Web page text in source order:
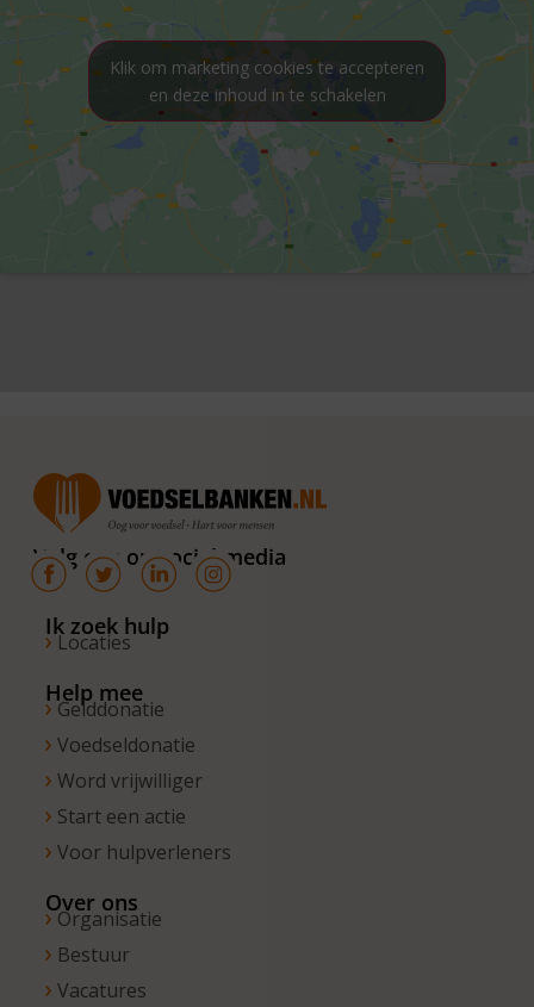
Klik om marketing cookies te accepteren
en deze inhoud in te schakelen
Volg ons op social media
Ik zoek hulp
Locaties
Help mee
Gelddonatie
Voedseldonatie
Word vrijwilliger
Start een actie
Voor hulpverleners
Over ons
Organisatie
Bestuur
Vacatures